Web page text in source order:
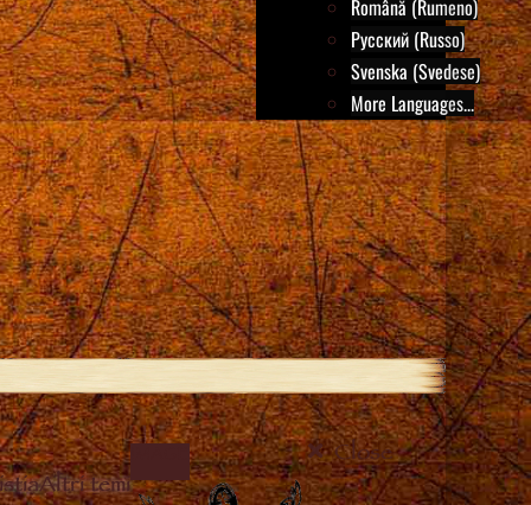
Română (Rumeno)
Русский (Russo)
Svenska (Svedese)
More Languages...
Altri temi
Close